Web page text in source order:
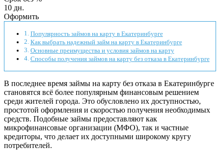
10 дн.
Оформить
Популярность займов на карту в Екатеринбурге
Как выбрать надежный займ на карту в Екатеринбурге
Основные преимущества и условия займов на карту
Способы получения займов на карту без отказа в Екатеринбурге
В последнее время займы на карту без отказа в Екатеринбурге
становятся всё более популярным финансовым решением
среди жителей города. Это обусловлено их доступностью,
простотой оформления и скоростью получения необходимых
средств. Подобные займы предоставляют как
микрофинансовые организации (МФО), так и частные
кредиторы, что делает их доступными широкому кругу
потребителей.